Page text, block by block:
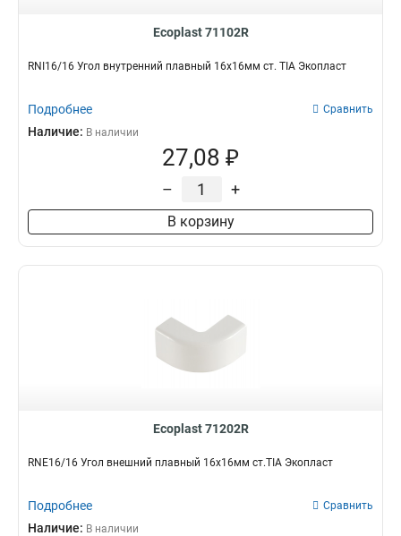
Ecoplast 71102R
RNI16/16 Угол внутренний плавный 16х16мм ст. TIA Экопласт
Подробнее Сравнить
Наличие: В наличии
27,08 ₽
– +
В корзину
Ecoplast 71202R
RNE16/16 Угол внешний плавный 16х16мм ст.TIA Экопласт
Подробнее Сравнить
Наличие: В наличии